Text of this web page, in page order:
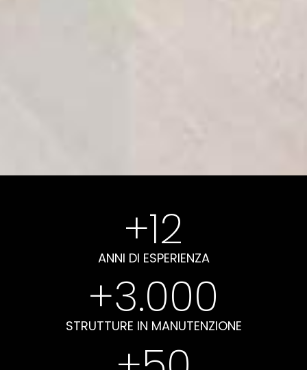
+12
ANNI DI ESPERIENZA
+3.000
STRUTTURE IN MANUTENZIONE